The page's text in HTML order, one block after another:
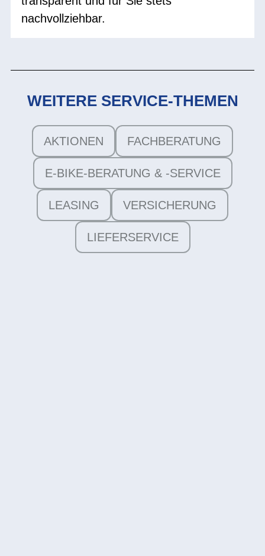
nachvollziehbar.
WEITERE SERVICE-THEMEN
AKTIONEN FACHBERATUNG
E-BIKE-BERATUNG & -SERVICE
LEASING VERSICHERUNG
LIEFERSERVICE